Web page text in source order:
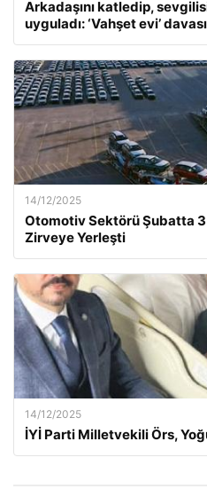
Arkadaşını katledip,
uyguladı: ‘Vahşet evi’
14/12/2025
Otomotiv Sektörü Şubatta
Zirveye Yerleşti
14/12/2025
İYİ Parti Milletvekili Örs,